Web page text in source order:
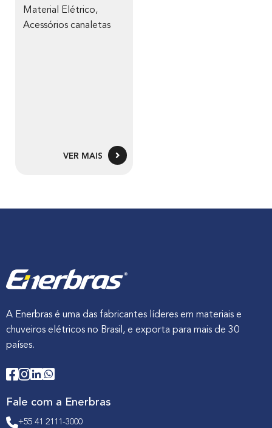
Material Elétrico,
Acessórios canaletas
VER MAIS
A Enerbras é uma das fabricantes líderes em materiais e
chuveiros elétricos no Brasil, e exporta para mais de 30
países.
Fale com a Enerbras
+55 41 2111-3000